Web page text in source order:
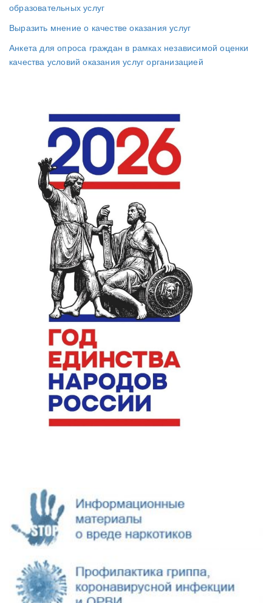
образовательных услуг
Выразить мнение о качестве оказания услуг
Анкета для опроса граждан в рамках независимой оценки
качества условий оказания услуг организацией